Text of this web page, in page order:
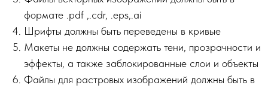
формате .pdf ,.сdr, .eps,.ai
Шрифты должны быть переведены в кривые
Макеты не должны содержать тени, прозрачности и
эффекты, а также заблокированные слои и объекты
Файлы для растровых изображений должны быть в